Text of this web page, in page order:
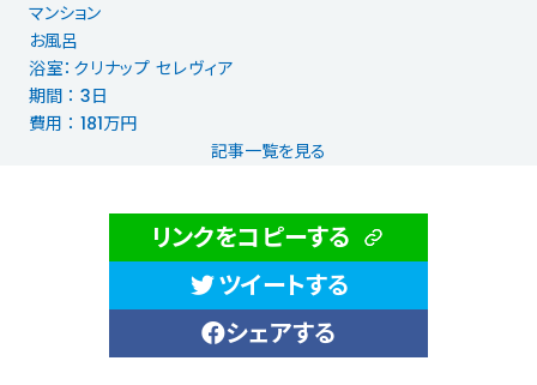
マンション
お風呂
浴室：クリナップ セレヴィア
期間 ： 3日
費用 ： 181万円
記事一覧を見る
リンクをコピーする
ツイートする
シェアする